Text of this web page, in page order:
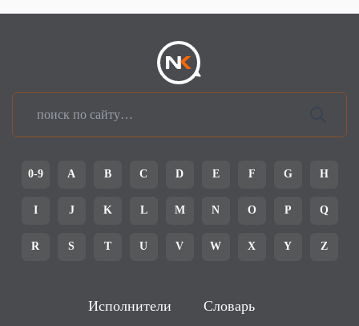
0-9 A B C D E F G H
I J K L M N O P Q
R S T U V W X Y Z
Исполнители Словарь